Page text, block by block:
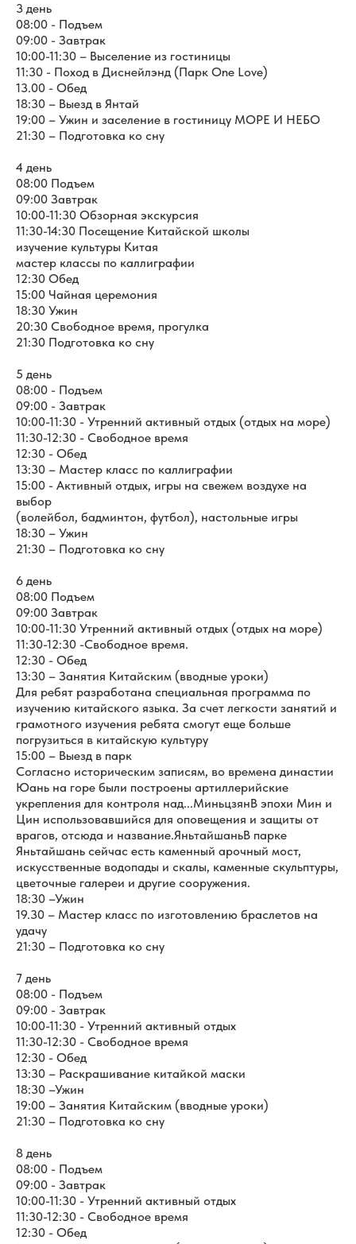
3 день
08:00 - Подъем
09:00 - Завтрак
10:00-11:30 – Выселение из гостиницы
11:30 - Поход в Диснейлэнд (Парк One Love)
13.00 - Обед
18:30 – Выезд в Янтай
19:00 – Ужин и заселение в гостиницу МОРЕ И НЕБО
21:30 – Подготовка ко сну
4 день
08:00 Подъем
09:00 Завтрак
10:00-11:30 Обзорная экскурсия
11:30-14:30 Посещение Китайской школы
изучение культуры Китая
мастер классы по каллиграфии
12:30 Обед
15:00 Чайная церемония
18:30 Ужин
20:30 Свободное время, прогулка
21:30 Подготовка ко сну
5 день
08:00 - Подъем
09:00 - Завтрак
10:00-11:30 - Утренний активный отдых (отдых на море)
11:30-12:30 - Свободное время
12:30 - Обед
13:30 – Мастер класс по каллиграфии
15:00 - Активный отдых, игры на свежем воздухе на
выбор
(волейбол, бадминтон, футбол), настольные игры
18:30 – Ужин
21:30 – Подготовка ко сну
6 день
08:00 Подъем
09:00 Завтрак
10:00-11:30 Утренний активный отдых (отдых на море)
11:30-12:30 -Свободное время.
12:30 - Обед
13:30 – Занятия Китайским (вводные уроки)
Для ребят разработана специальная программа по
изучению китайского языка. За счет легкости занятий и
грамотного изучения ребята смогут еще больше
погрузиться в китайскую культуру
15:00 – Выезд в парк
Согласно историческим записям, во времена династии
Юань на горе были построены артиллерийские
укрепления для контроля над...МиньцзянВ эпохи Мин и
Цин использовавшийся для оповещения и защиты от
врагов, отсюда и название.ЯньтайшаньВ парке
Яньтайшань сейчас есть каменный арочный мост,
искусственные водопады и скалы, каменные скульптуры,
цветочные галереи и другие сооружения.
18:30 –Ужин
19.30 – Мастер класс по изготовлению браслетов на
удачу
21:30 – Подготовка ко сну
7 день
08:00 - Подъем
09:00 - Завтрак
10:00-11:30 - Утренний активный отдых
11:30-12:30 - Свободное время
12:30 - Обед
13:30 – Раскрашивание китайкой маски
18:30 –Ужин
19:00 – Занятия Китайским (вводные уроки)
21:30 – Подготовка ко сну
8 день
08:00 - Подъем
09:00 - Завтрак
10:00-11:30 - Утренний активный отдых
11:30-12:30 - Свободное время
12:30 - Обед